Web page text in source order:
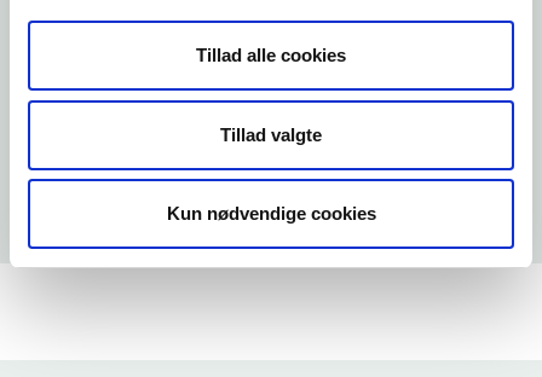
Tillad alle cookies
Tillad valgte
Kun nødvendige cookies
3.3.10 Basistilstandsrapport
Læs mere